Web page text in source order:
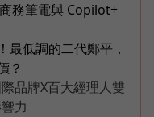
務筆電與 Copilot+
最低調的二代鄭平，
？
品牌X百大經理人雙
力